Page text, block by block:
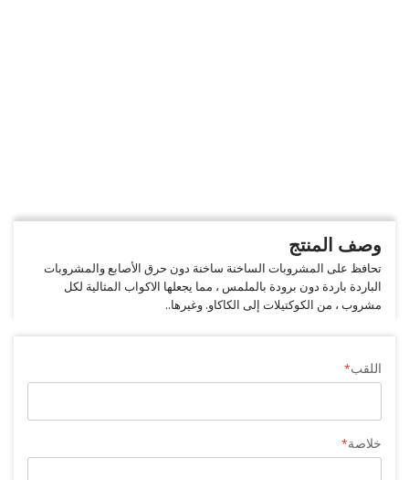
وصف المنتج
تحافظ على المشروبات الساخنة ساخنة دون حرق الأصابع والمشروبات
الباردة باردة دون برودة بالملمس ، مما يجعلها الاكواب المثالية لكل
مشروب ، من الكوكتيلات إلى الكاكاو. وغيرها..
اللقب
خلاصة